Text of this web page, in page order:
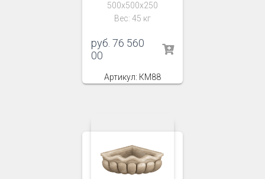
500х500х250
Вес: 45 кг
руб. 76 560
00
Артикул: КМ88